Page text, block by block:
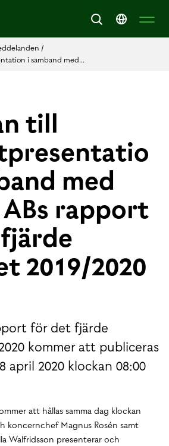
/
i samband med...
till
med
rapport
2019/2020
för det fjärde
kommer att publiceras
april 2020 klockan 08:00
att hållas samma dag klockan
koncernchef Magnus Rosén samt
Walfridsson presenterar och